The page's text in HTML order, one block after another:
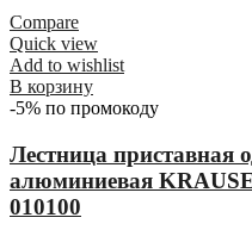
Compare
Quick view
Add to wishlist
В корзину
-5% по промокоду
Лестница приставная
алюминиевая
010100